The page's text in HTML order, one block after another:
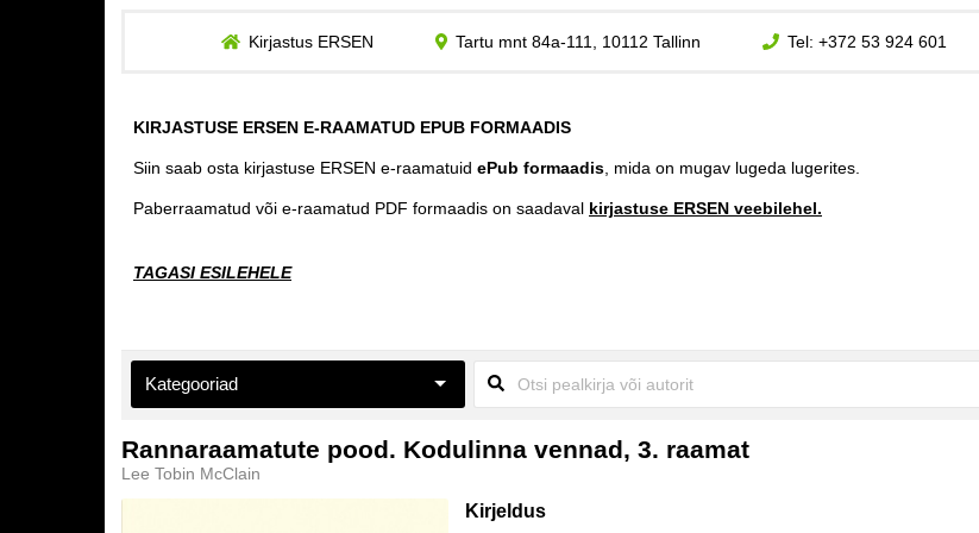
Kirjastus ERSEN Tartu mnt 84a-111, 10112 Tallinn Tel: +372 53 924 601
KIRJASTUSE ERSEN E-RAAMATUD EPUB FORMAADIS
Siin saab osta kirjastuse ERSEN e-raamatuid ePub formaadis , mida on mugav lugeda lugerites.
Paberraamatud või e-raamatud PDF formaadis on saadaval kirjastuse ERSEN veebilehel.
TAGASI ESILEHELE
Kategooriad
Eneseabi ja vaimsus
Rannaraamatute pood. Kodulinna vennad, 3. raamat
Lee Tobin McClain
Kirjeldus